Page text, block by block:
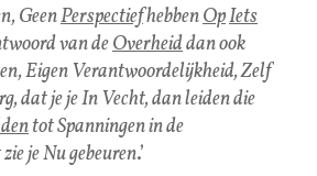
GeenPerspectiefhebbenOpIets
van deOverheiddan ook
Eigen Verantwoordelijkheid, Zelf
dat je je In Vecht, dan leiden die
tot Spanningen in de
je Nu gebeuren.’